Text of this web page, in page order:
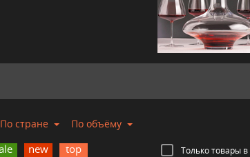
По стране По объёму
new top Только товары